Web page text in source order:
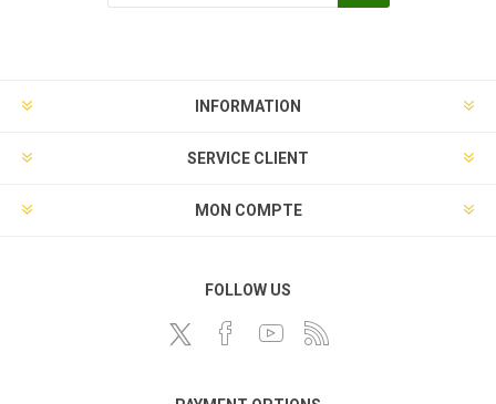
INFORMATION
SERVICE CLIENT
MON COMPTE
FOLLOW US